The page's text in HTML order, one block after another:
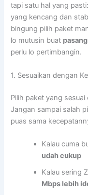
tapi satu hal yang
yang kencang dan
bingung pilih paket
lo mutusin buat
perlu lo pertimbangin.
1. Sesuaikan dengan
Pilih paket yang
Jangan sampai salah
puas sama
Kalau cuma
udah cukup
Kalau sering
Mbps lebih